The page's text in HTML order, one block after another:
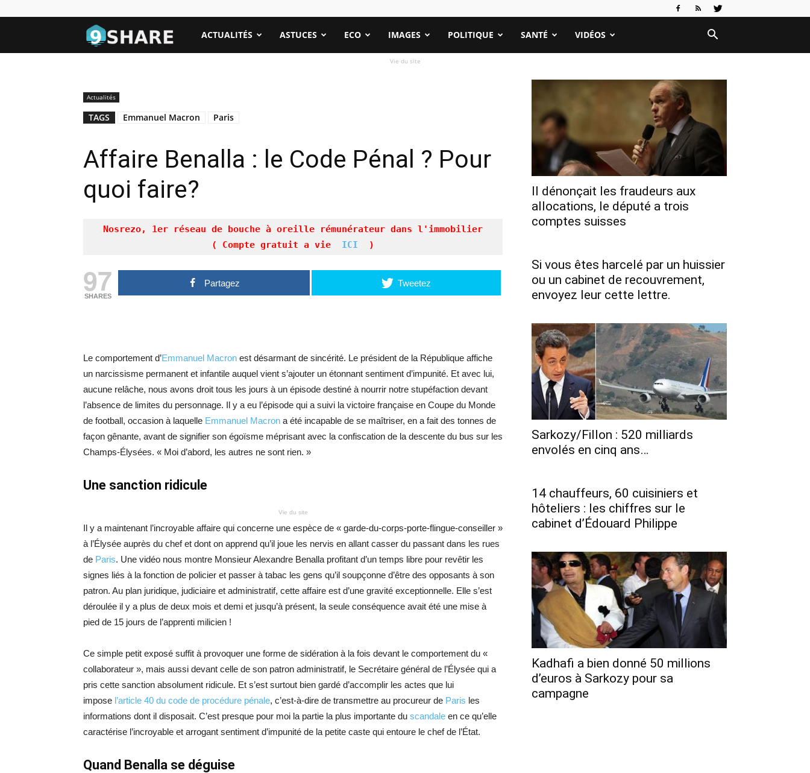
NeufShares
ACTUALITÉS ASTUCES ECO IMAGES POLITIQUE SANTÉ VIDÉOS
Vie du site
Actualités
TAGS Emmanuel Macron Paris
Affaire Benalla : le Code Pénal ? Pour
quoi faire?
Nosrezo, 1er réseau de bouche à oreille rémunérateur dans l'immobilier
( Compte gratuit a vie
ICI )
97
SHARES
Partagez Tweetez
Le comportement d’Emmanuel Macron est désarmant de sincérité. Le président de la République affiche
un narcissisme permanent et infantile auquel vient s’ajouter un étonnant sentiment d’impunité. Et avec lui,
aucune relâche, nous avons droit tous les jours à un épisode destiné à nourrir notre stupéfaction devant
l’absence de limites du personnage. Il y a eu l’épisode qui a suivi la victoire française en Coupe du Monde
de football, occasion à laquelle Emmanuel Macron a été incapable de se maîtriser, en a fait des tonnes de
façon gênante, avant de signifier son égoïsme méprisant avec la confiscation de la descente du bus sur les
Champs-Élysées. « Moi d’abord, les autres ne sont rien. »
Une sanction ridicule
Vie du site
Il y a maintenant l’incroyable affaire qui concerne une espèce de « garde-du-corps-porte-flingue-conseiller »
à l’Élysée auprès du chef et dont on apprend qu’il joue les nervis en allant casser du passant dans les rues
de Paris. Une vidéo nous montre Monsieur Alexandre Benalla profitant d’un temps libre pour revêtir les
signes liés à la fonction de policier et passer à tabac les gens qu’il soupçonne d’être des opposants à son
patron. Au plan juridique, judiciaire et administratif, cette affaire est d’une gravité exceptionnelle. Elle s’est
déroulée il y a plus de deux mois et demi et jusqu’à présent, la seule conséquence avait été une mise à
pied de 15 jours de l’apprenti milicien !
Ce simple petit exposé suffit à provoquer une forme de sidération à la fois devant le comportement du «
collaborateur », mais aussi devant celle de son patron administratif, le Secrétaire général de l’Élysée qui a
pris cette sanction absolument ridicule. Et s’est surtout bien gardé d’accomplir les actes que lui
impose l’article 40 du code de procédure pénale, c’est-à-dire de transmettre au procureur de Paris les
informations dont il disposait. C’est presque pour moi la partie la plus importante du scandale en ce qu’elle
caractérise l’incroyable et arrogant sentiment d’impunité de la petite caste qui entoure le chef de l’État.
Quand Benalla se déguise
Il dénonçait les fraudeurs aux
allocations, le député a trois
comptes suisses
Si vous êtes harcelé par un huissier
ou un cabinet de recouvrement,
envoyez leur cette lettre.
Sarkozy/Fillon : 520 milliards
envolés en cinq ans…
14 chauffeurs, 60 cuisiniers et
hôteliers : les chiffres sur le
cabinet d’Édouard Philippe
Kadhafi a bien donné 50 millions
d’euros à Sarkozy pour sa
campagne